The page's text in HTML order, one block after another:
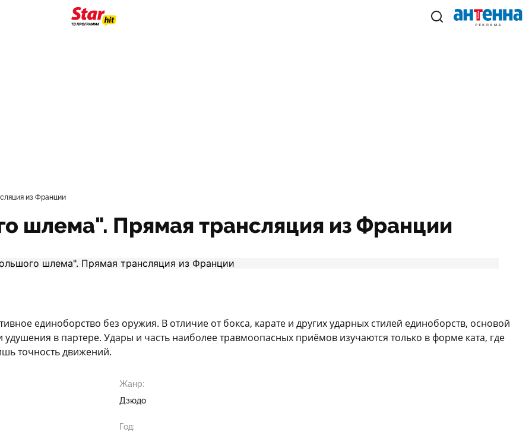
из Франции
шлема". Прямая трансляция из Франции
единоборство без оружия. В отличие от бокса, карате и других ударных стилей единоборств, основой
в партере. Удары и часть наиболее травмоопасных приёмов изучаются только в форме ката, где
точность движений.
Жанр:
Дзюдо
Год: